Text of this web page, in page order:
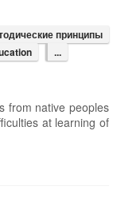
принципы
...
from native peoples
at learning of